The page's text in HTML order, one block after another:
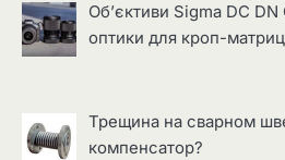
Об’єктиви Sigma DC
оптики для кроп-
Трещина на сварном
компенсатор?